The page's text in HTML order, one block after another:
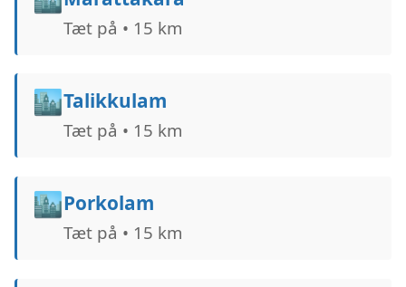
Tæt på • 15 km
🏙️Talikkulam
Tæt på • 15 km
🏙️Porkolam
Tæt på • 15 km